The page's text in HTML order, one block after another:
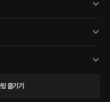
즐기기